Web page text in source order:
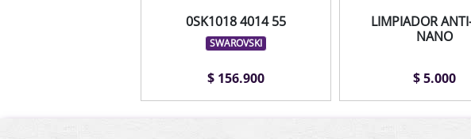
0SK1018 4014 55
SWAROVSKI
$ 156.900
LIMPIADOR
NANO
$ 5.000